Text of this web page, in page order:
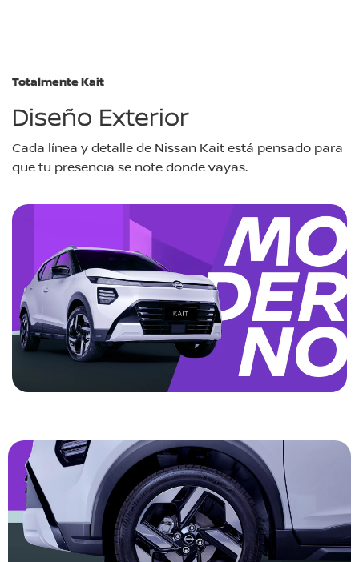
Totalmente Kait
Diseño Exterior
Cada línea y detalle de Nissan Kait está pensado para
que tu presencia se note donde vayas.